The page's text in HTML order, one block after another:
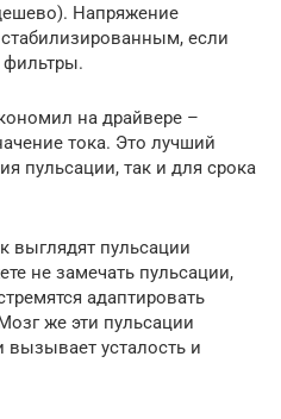
Напряжение
если
на драйвере –
тока. Это лучший
пульсации, так и для срока
выглядят пульсации
не замечать пульсации,
адаптировать
же эти пульсации
вызывает усталость и